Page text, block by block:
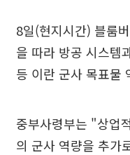
8일(현지시간) 블룸
을 따라 방공 시스템
등 이란 군사 목표물
중부사령부는 "상업
의 군사 역량을 추가